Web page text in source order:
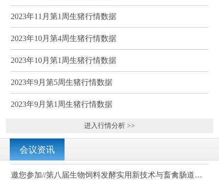
2023年11月第1周生猪行情数据
2023年10月第4周生猪行情数据
2023年10月第1周生猪行情数据
2023年9月第5周生猪行情数据
2023年9月第1周生猪行情数据
进入行情分析 >>
会议资讯
邀您参加//第八届生物饲料发酵实用新技术与畜禽肠道健康、营养科学研讨会（武汉）